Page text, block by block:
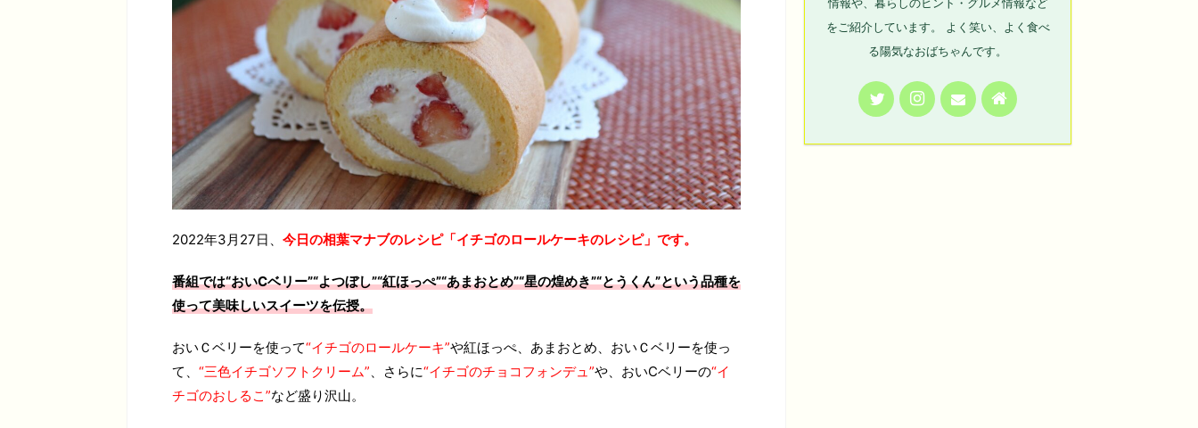
2022年3月27日、 今日の相葉マナブのレシピ「イチゴのロールケーキのレシピ」です。
番組では“おいCベリー”“よつぼし”“紅ほっぺ”“あまおとめ”“星の煌めき”“とうくん”という品種を
使って美味しいスイーツを伝授。
おいＣベリーを使って“イチゴのロールケーキ”や紅ほっぺ、あまおとめ、おいＣベリーを使っ
て、 “三色イチゴソフトクリーム”、さらに“イチゴのチョコフォンデュ”や、おいCベリーの“イ
チゴのおしるこ”など盛り沢山。
情報や、暮らしのヒント・グルメ情報など
をご紹介しています。 よく笑い、よく食べ
る陽気なおばちゃんです。